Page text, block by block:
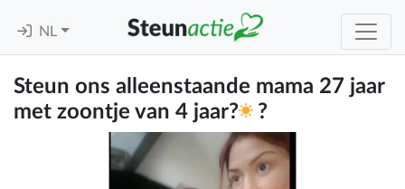
NL
Steun ons alleenstaande mama 27 jaar
met zoontje van 4 jaar?
?